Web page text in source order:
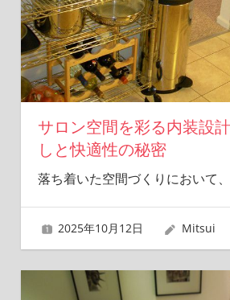
サロン空間を彩る内装設
しと快適性の秘密
落ち着いた空間づくりにおいて
2025年10月12日 Mitsui